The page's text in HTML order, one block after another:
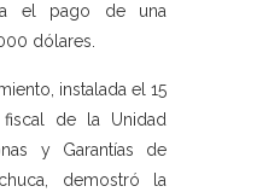
el pago de una
dólares.
instalada el 15
de la Unidad
y Garantías de
demostró la